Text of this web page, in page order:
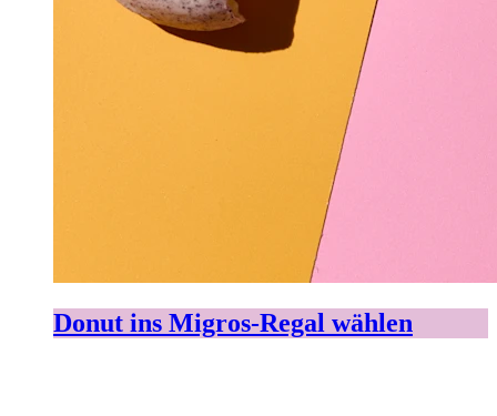
Donut ins Migros-Regal wählen